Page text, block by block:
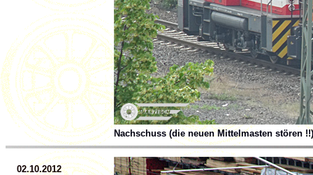
Nachschuss (die neuen Mittelmasten stören !!)
02.10.2012